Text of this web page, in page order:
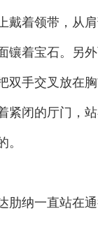
戴着领带，从
镶着宝石。另
双手交叉放在
紧闭的厅门，
。
肋纳一直站在